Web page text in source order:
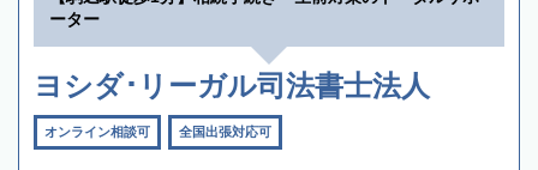
ーター
ヨシダ･リーガル司法書士法人
オンライン相談可 全国出張対応可